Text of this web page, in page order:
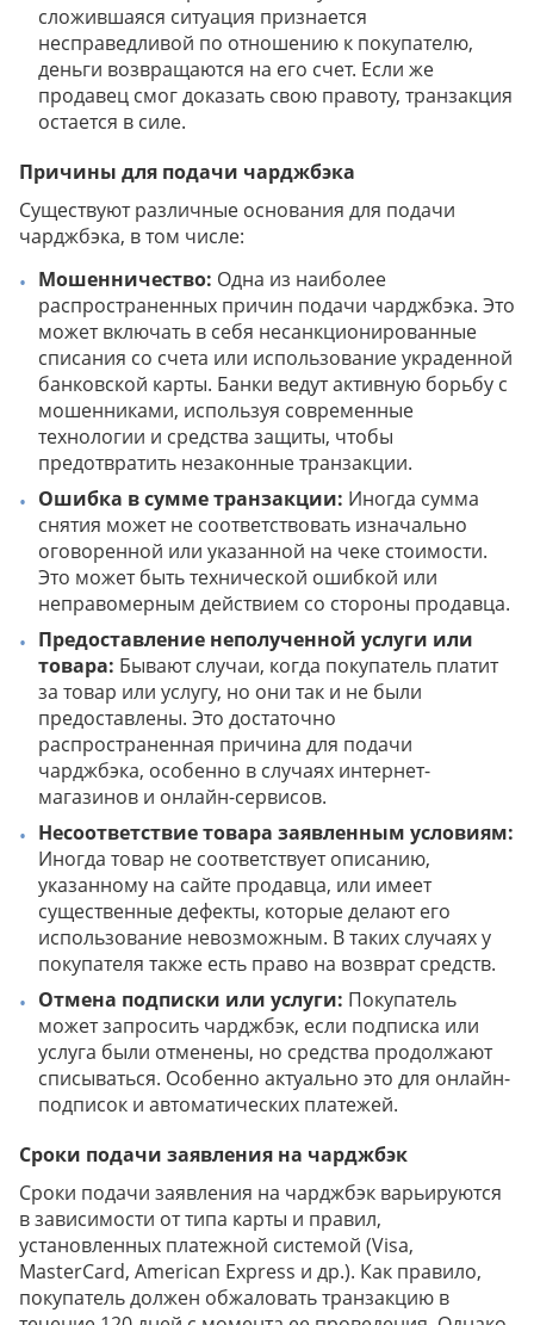
сложившаяся ситуация признается
несправедливой по отношению к покупателю,
деньги возвращаются на его счет. Если же
продавец смог доказать свою правоту, транзакция
остается в силе.
Причины для подачи чарджбэка
Существуют различные основания для подачи
чарджбэка, в том числе:
Мошенничество: Одна из наиболее
распространенных причин подачи чарджбэка. Это
может включать в себя несанкционированные
списания со счета или использование украденной
банковской карты. Банки ведут активную борьбу с
мошенниками, используя современные
технологии и средства защиты, чтобы
предотвратить незаконные транзакции.
Ошибка в сумме транзакции: Иногда сумма
снятия может не соответствовать изначально
оговоренной или указанной на чеке стоимости.
Это может быть технической ошибкой или
неправомерным действием со стороны продавца.
Предоставление неполученной услуги или
товара: Бывают случаи, когда покупатель платит
за товар или услугу, но они так и не были
предоставлены. Это достаточно
распространенная причина для подачи
чарджбэка, особенно в случаях интернет-
магазинов и онлайн-сервисов.
Несоответствие товара заявленным условиям:
Иногда товар не соответствует описанию,
указанному на сайте продавца, или имеет
существенные дефекты, которые делают его
использование невозможным. В таких случаях у
покупателя также есть право на возврат средств.
Отмена подписки или услуги: Покупатель
может запросить чарджбэк, если подписка или
услуга были отменены, но средства продолжают
списываться. Особенно актуально это для онлайн-
подписок и автоматических платежей.
Сроки подачи заявления на чарджбэк
Сроки подачи заявления на чарджбэк варьируются
в зависимости от типа карты и правил,
установленных платежной системой (Visa,
MasterCard, American Express и др.). Как правило,
покупатель должен обжаловать транзакцию в